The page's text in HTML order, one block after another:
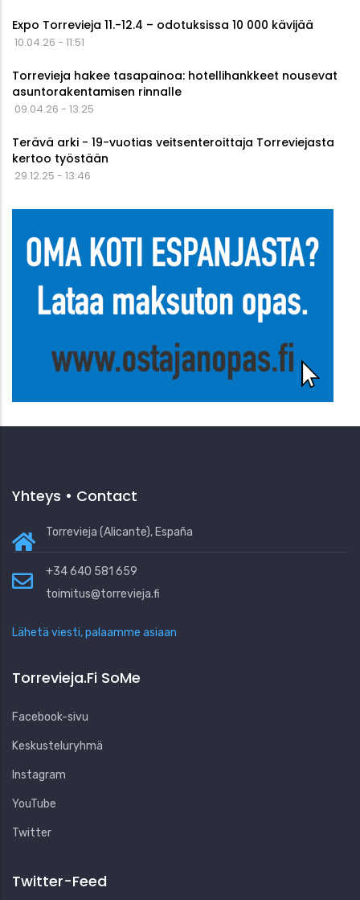
Expo Torrevieja 11.-12.4 – odotuksissa 10 000 kävijää
10.04.26 - 11:51
Torrevieja hakee tasapainoa: hotellihankkeet nousevat
asuntorakentamisen rinnalle
09.04.26 - 13:25
Terävä arki - 19-vuotias veitsenteroittaja Torreviejasta
kertoo työstään
29.12.25 - 13:46
Yhteys • Contact
Torrevieja (Alicante), España
+34 640 581 659
toimitus@torrevieja.fi
Lähetä viesti, palaamme asiaan
Torrevieja.fi SoMe
Facebook-sivu
Keskusteluryhmä
Instagram
YouTube
Twitter
Twitter-Feed